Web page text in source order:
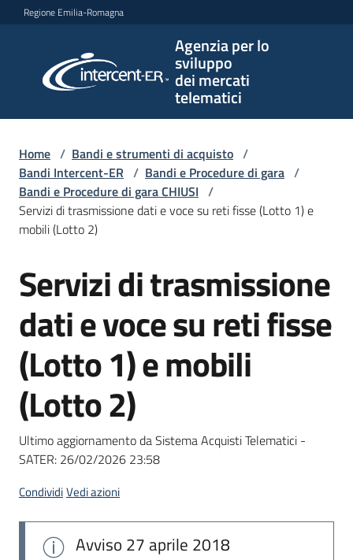
Vai al contenuto
Vai alla navigazione
Vai al footer
Regione Emilia-Romagna
Agenzia per lo
sviluppo
dei mercati
telematici
per lo
sviluppo
telematici
L'Agenzia
Bandi
strumenti
acquisto
Supporto
Piattaforme
Home / Bandi e strumenti di acquisto /
Bandi Intercent-ER / Bandi e Procedure di gara /
Bandi e Procedure di gara CHIUSI /
Servizi di trasmissione dati e voce su reti fisse (Lotto 1) e
mobili (Lotto 2)
Salta al contenuto
Servizi di trasmissione
dati e voce su reti fisse
(Lotto 1) e mobili
(Lotto 2)
Ultimo aggiornamento da Sistema Acquisti Telematici -
SATER: 26/02/2026 23:58
CondividiVedi azioni
Avviso 27 aprile 2018